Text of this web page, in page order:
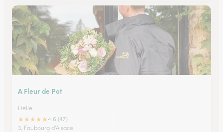
A Fleur de Pot
Delle
★★★★★4.6 (47)
3, Faubourg d'Alsace